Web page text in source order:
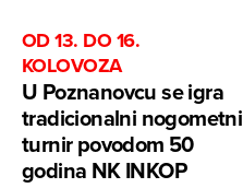
OD 13. DO 16.
KOLOVOZA
U Poznanovcu se igra
tradicionalni nogometni
turnir povodom 50
godina NK INKOP